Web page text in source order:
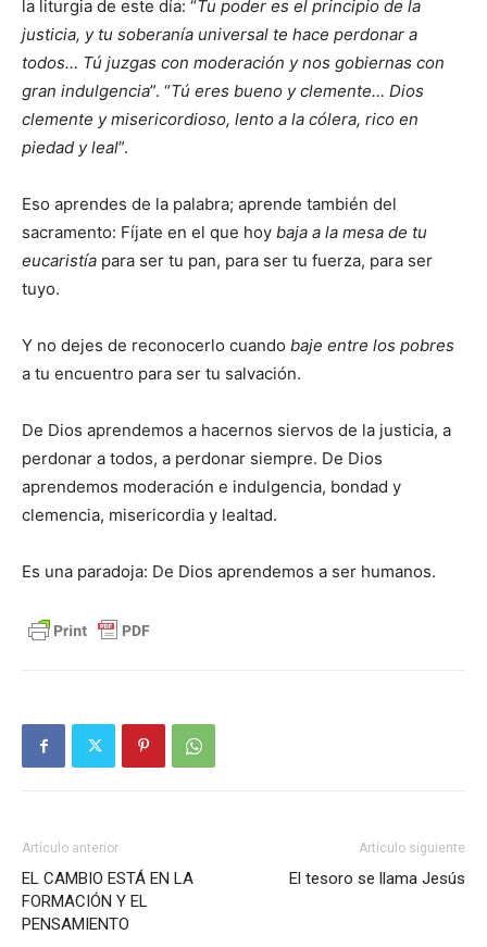
la liturgia de este día: “Tu poder es el principio de la
justicia, y tu soberanía universal te hace perdonar a
todos… Tú juzgas con moderación y nos gobiernas con
gran indulgencia”. “Tú eres bueno y clemente… Dios
clemente y misericordioso, lento a la cólera, rico en
piedad y leal”.
Eso aprendes de la palabra; aprende también del
sacramento: Fíjate en el que hoy baja a la mesa de tu
eucaristía para ser tu pan, para ser tu fuerza, para ser
tuyo.
Y no dejes de reconocerlo cuando baje entre los pobres
a tu encuentro para ser tu salvación.
De Dios aprendemos a hacernos siervos de la justicia, a
perdonar a todos, a perdonar siempre. De Dios
aprendemos moderación e indulgencia, bondad y
clemencia, misericordia y lealtad.
Es una paradoja: De Dios aprendemos a ser humanos.
Artículo anterior
EL CAMBIO ESTÁ EN LA
FORMACIÓN Y EL
PENSAMIENTO
Artículo siguiente
El tesoro se llama Jesús